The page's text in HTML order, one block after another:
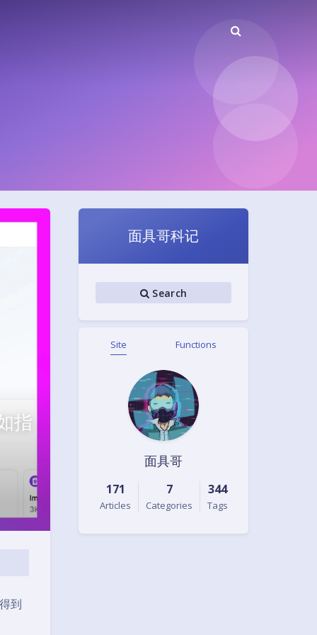
面具哥科记
Search
Site Functions
面具哥
171
Articles
7
Categories
344
Tags
指
到